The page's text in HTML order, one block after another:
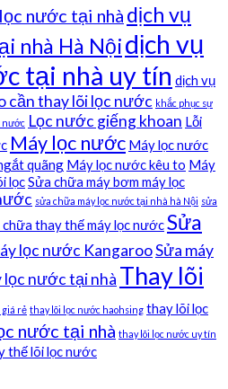
nước tại nhà dịch vụ
nhà Hà Nộidịch vụ
tại nhà uy tín dịch vụ
cần thay lõi lọc nước khắc phục sự
nước Lọc nước giếng khoan Lỗi
Máy lọc nước Máy lọc nước
quãng Máy lọc nước kêu to Máy
lọcSửa chữa máy bơm máy lọc
sửa chữa máy lọc nước tại nhà hà Nội sửa
thay thế máy lọc nướcSửa
lọc nước KangarooSửa máy
lọc nước tại nhà Thay lõi
giá rẻ thay lõi lọc nước haohsing thay lõi lọc
nước tại nhà thay lõi lọc nước uy tín
thế lõi lọc nước